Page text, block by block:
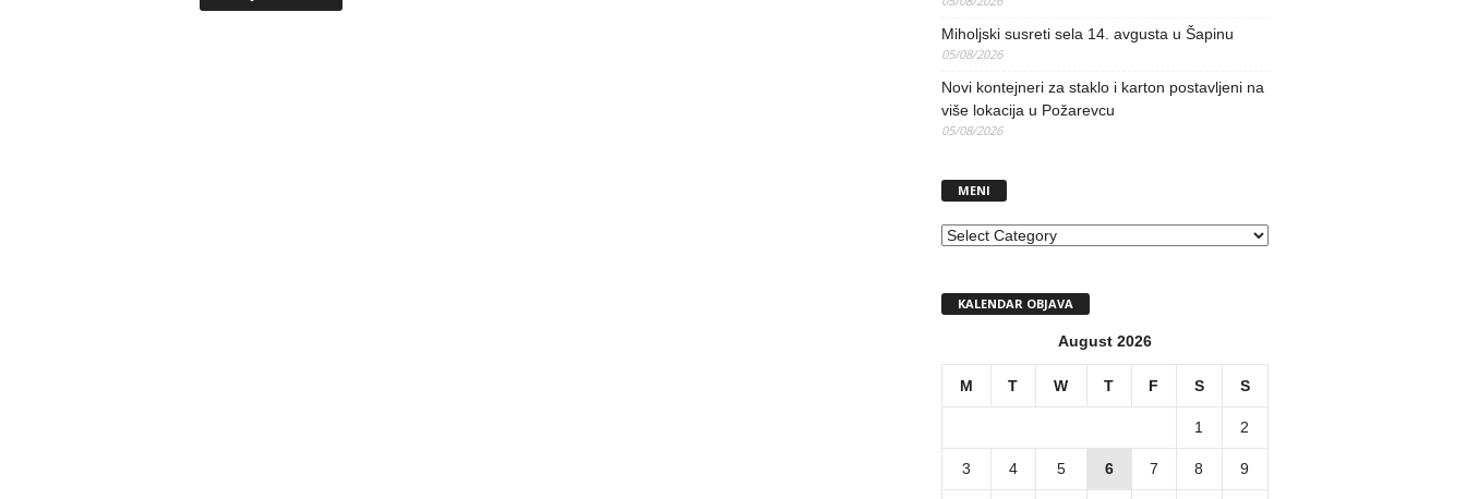
Miholjski susreti sela 14. avgusta u Šapinu
05/08/2026
Novi kontejneri za staklo i karton postavljeni na
više lokacija u Požarevcu
05/08/2026
MENI
MENI
KALENDAR OBJAVA
August 2026
M T W T F S S
1 2
3 4 5 6 7 8 9